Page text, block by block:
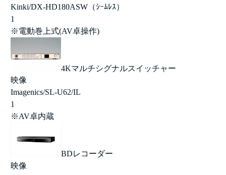
Kinki/DX-HD180ASW（ｼｰﾑﾚｽ）
1
※電動巻上式(AV卓操作)
4Kマルチシグナルスイッチャー
映像
Imagenics/SL-U62/IL
1
※AV卓内蔵
BDレコーダー
映像